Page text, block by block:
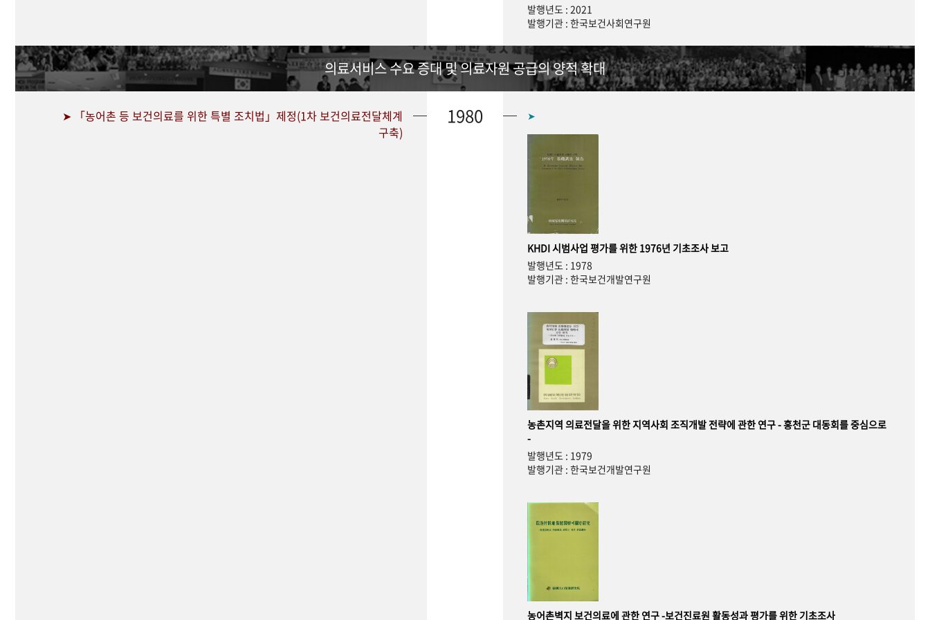
발행년도 : 2021
발행기관 : 한국보건사회연구원
의료서비스 수요 증대 및 의료자원 공급의 양적 확대
➤ 「농어촌 등 보건의료를 위한 특별 조치법」제정(1차 보건의료전달체계
구축)
1980 ➤
KHDI 시범사업 평가를 위한 1976년 기초조사 보고
발행년도 : 1978
발행기관 : 한국보건개발연구원
농촌지역 의료전달을 위한 지역사회 조직개발 전략에 관한 연구 - 홍천군 대동회를 중심으로
-
발행년도 : 1979
발행기관 : 한국보건개발연구원
농어촌벽지 보건의료에 관한 연구 -보건진료원 활동성과 평가를 위한 기초조사